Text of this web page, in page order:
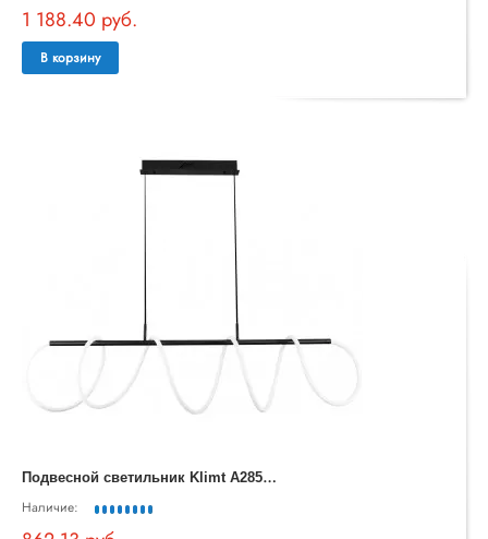
1 188.40 руб.
В корзину
П
одвесной светильник Klimt A2850SP-75BK
Наличие: